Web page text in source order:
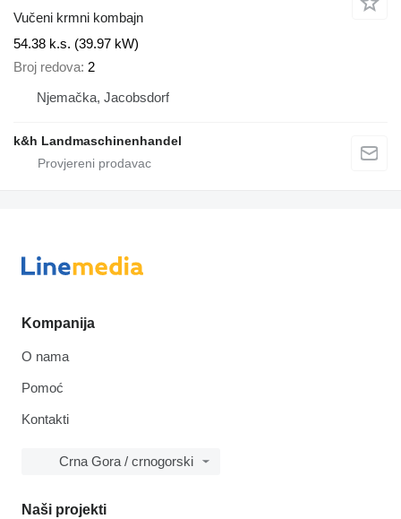
Vučeni krmni kombajn
54.38 k.s. (39.97 kW)
Broj redova 2
Njemačka, Jacobsdorf
k&h Landmaschinenhandel
Kompanija
O nama
Pomoć
Kontakti
Crna Gora / crnogorski
Naši projekti